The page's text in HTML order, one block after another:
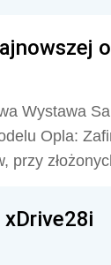
Wystawa
Opla:
przy